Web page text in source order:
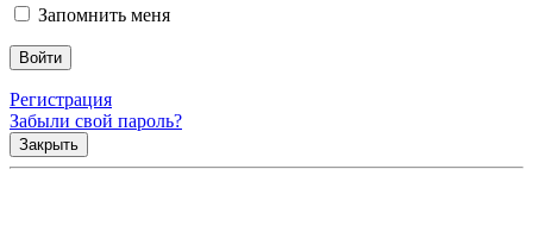
Запомнить меня
Регистрация
Забыли свой пароль?
Закрыть